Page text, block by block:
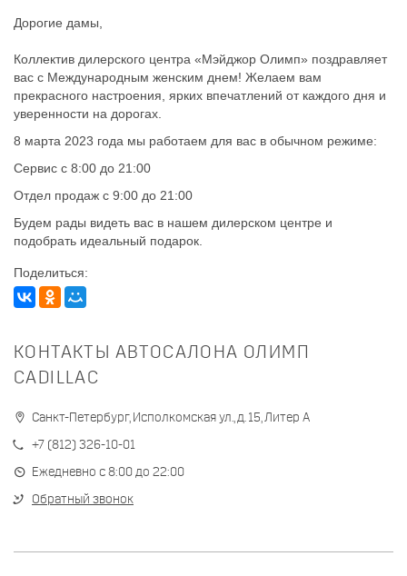
Дорогие дамы,
Коллектив дилерского центра «Мэйджор Олимп» поздравляет
вас с Международным женским днем! Желаем вам
прекрасного настроения, ярких впечатлений от каждого дня и
уверенности на дорогах.
8 марта 2023 года мы работаем для вас в обычном режиме:
Сервис с 8:00 до 21:00
Отдел продаж с 9:00 до 21:00
Будем рады видеть вас в нашем дилерском центре и
подобрать идеальный подарок.
Поделиться:
КОНТАКТЫ АВТОСАЛОНА ОЛИМП
CADILLAC
Санкт-Петербург, Исполкомская ул., д. 15, Литер А
+7 (812) 326-10-01
Ежедневно с 8:00 до 22:00
Обратный звонок